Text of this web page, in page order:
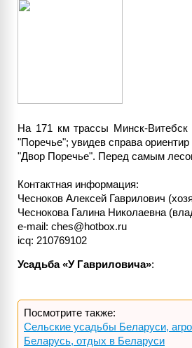
На 171 км трассы Минск-Витебск
"Поречье"; увидев справа
"Двор Поречье". Перед самым
Контактная информация:
Чесноков Алексей Гаврилович
Чеснокова Галина Николаевна
e-mail: ches@hotbox.ru
icq: 210769102
Усадьба «У Гавриловича»:
Посмотрите также:
Сельские усадьбы Беларуси,
Беларусь, отдых в Беларуси